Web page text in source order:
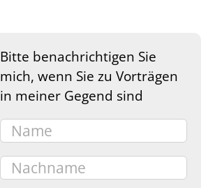
Bitte benachrichtigen Sie
mich, wenn Sie zu Vorträgen
in meiner Gegend sind